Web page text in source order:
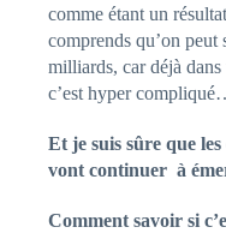
comme étant un
comprends qu’on peut
milliards, car déjà
c’est hyper
Et je suis sûre que
vont continuer à
Comment savoir si